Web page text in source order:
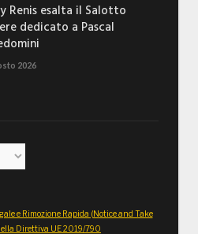
Renis esalta il Salotto
dedicato a Pascal
2026
e Rimozione Rapida (Notice and Take
Direttiva UE 2019/790